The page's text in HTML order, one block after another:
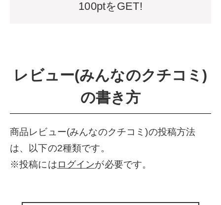
100ptをGET!
レビュー(みんなのクチコミ)
の書き方
商品レビュー(みんなのクチコミ)の投稿方法
は、以下の2種類です。
※投稿にはログインが必要です。